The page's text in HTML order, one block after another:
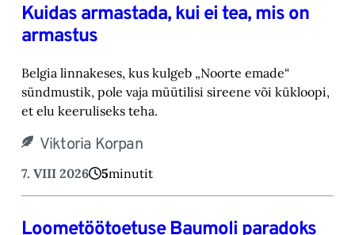
Kuidas armastada, kui ei tea, mis on
armastus
Belgia linnakeses, kus kulgeb „Noorte emade“
sündmustik, pole vaja müütilisi sireene või kük‎loopi,
et elu keeruliseks teha. ‎
Viktoria Korpan
7. VIII 2026 5minutit
Loometöötoetuse Baumoli paradoks